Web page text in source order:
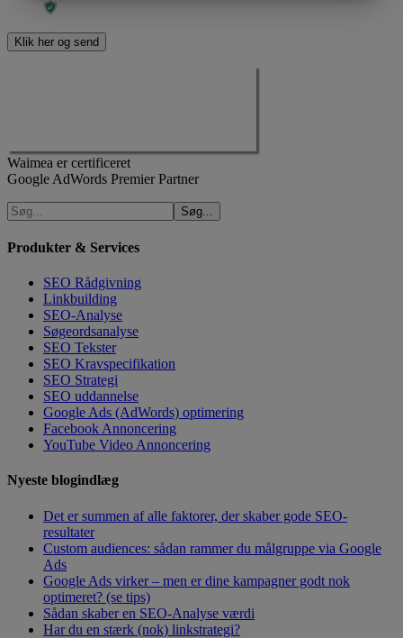
Waimea er certificeret
Google AdWords Premier Partner
Produkter & Services
SEO Rådgivning
Linkbuilding
SEO-Analyse
Søgeordsanalyse
SEO Tekster
SEO Kravspecifikation
SEO Strategi
SEO uddannelse
Google Ads (AdWords) optimering
Facebook Annoncering
YouTube Video Annoncering
Nyeste blogindlæg
Det er summen af alle faktorer, der skaber gode SEO-
resultater
Custom audiences: sådan rammer du målgruppe via Google
Ads
Google Ads virker – men er dine kampagner godt nok
optimeret? (se tips)
Sådan skaber en SEO-Analyse værdi
Har du en stærk (nok) linkstrategi?